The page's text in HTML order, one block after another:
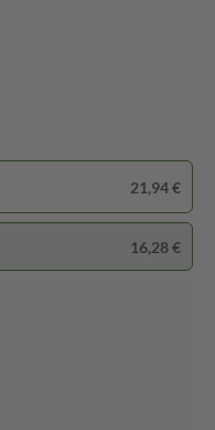
21,94 €
16,28 €